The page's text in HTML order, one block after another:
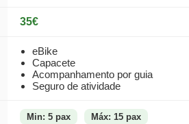
35€
eBike
Capacete
Acompanhamento por guia
Seguro de atividade
Min: 5 pax Máx: 15 pax